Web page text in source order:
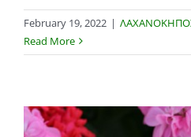
February 19, 2022 |
Read More